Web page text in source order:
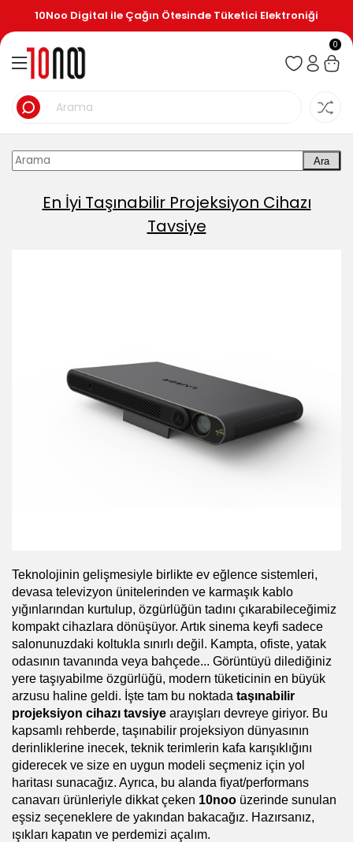
10Noo Digital ile Çağın Ötesinde Tüketici Elektroniği
0
Ara
En İyi Taşınabilir Projeksiyon Cihazı
Tavsiye
Teknolojinin gelişmesiyle birlikte ev eğlence sistemleri,
devasa televizyon ünitelerinden ve karmaşık kablo
yığınlarından kurtulup, özgürlüğün tadını çıkarabileceğimiz
kompakt cihazlara dönüşüyor. Artık sinema keyfi sadece
salonunuzdaki koltukla sınırlı değil. Kampta, ofiste, yatak
odasının tavanında veya bahçede... Görüntüyü dilediğiniz
yere taşıyabilme özgürlüğü, modern tüketicinin en büyük
arzusu haline geldi. İşte tam bu noktada taşınabilir
projeksiyon cihazı tavsiye arayışları devreye giriyor. Bu
kapsamlı rehberde, taşınabilir projeksiyon dünyasının
derinliklerine inecek, teknik terimlerin kafa karışıklığını
giderecek ve size en uygun modeli seçmeniz için yol
haritası sunacağız. Ayrıca, bu alanda fiyat/performans
canavarı ürünleriyle dikkat çeken 10noo üzerinde sunulan
eşsiz seçeneklere de yakından bakacağız. Hazırsanız,
ışıkları kapatın ve perdemizi açalım.